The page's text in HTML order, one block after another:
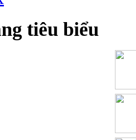
tiêu biểu